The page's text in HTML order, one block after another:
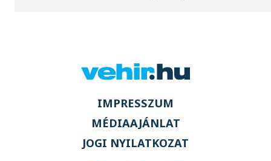
IMPRESSZUM
MÉDIAAJÁNLAT
JOGI NYILATKOZAT